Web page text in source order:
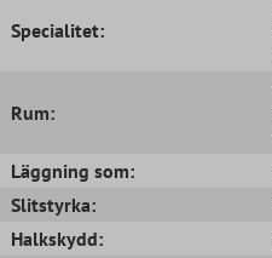
Specialitet:
Rum:
Läggning som:
Slitstyrka:
Halkskydd: